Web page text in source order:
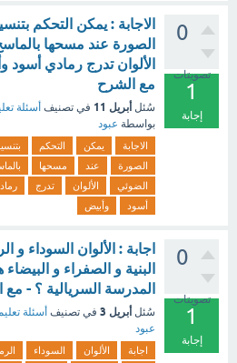
0
تصويتات
1
إجابة
الاجابة : يمكن التحكم
الصورة عند مسحها
الألوان تدرج رمادي أسود
مع الشرح
سُئل أبريل 11 في تصنيف أسئلة
بواسطة عبود
الاجابة يمكن التحكم
الصورة
عند مسحها
الضوئي
الألوان تدرج
أسود
وأبيض
0
تصويتات
1
إجابة
اجابة : الألوان السوداء و
البنية و الصفراء و البيضاء
المدرسة السريالية ؟ - مع
سُئل أبريل 3 في تصنيف أسئلة
عبود
اجابة الألوان السوداء